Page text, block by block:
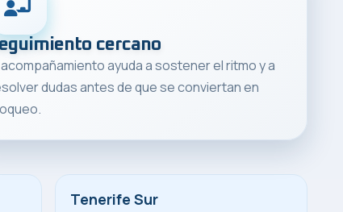
cercano
acompañamiento ayuda a sostener el ritmo y a
dudas antes de que se conviertan en
Tenerife Sur